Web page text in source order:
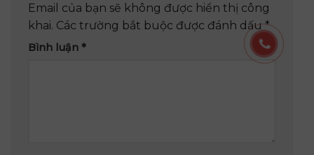
Email của bạn sẽ không được hiển thị công
khai. Các trường bắt buộc được đánh dấu*
Bình luận *